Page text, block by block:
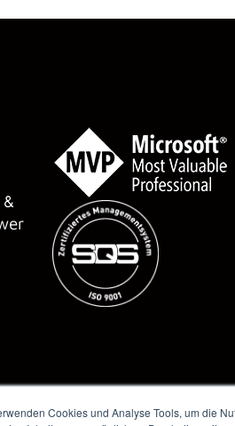
Cookies und Analyse Tools, um die